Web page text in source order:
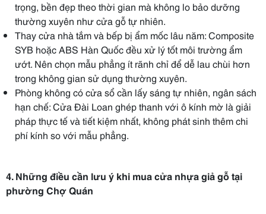
trọng, bền đẹp theo thời gian mà không lo bảo dưỡng
thường xuyên như cửa gỗ tự nhiên.
Thay cửa nhà tắm và bếp bị ẩm mốc lâu năm: Composite
SYB hoặc ABS Hàn Quốc đều xử lý tốt môi trường ẩm
ướt. Nên chọn mẫu phẳng ít rãnh chỉ để dễ lau chùi hơn
trong không gian sử dụng thường xuyên.
Phòng không có cửa sổ cần lấy sáng tự nhiên, ngân sách
hạn chế: Cửa Đài Loan ghép thanh với ô kính mờ là giải
pháp thực tế và tiết kiệm nhất, không phát sinh thêm chi
phí kính so với mẫu phẳng.
4. Những điều cần lưu ý khi mua cửa nhựa giả gỗ tại
phường Chợ Quán